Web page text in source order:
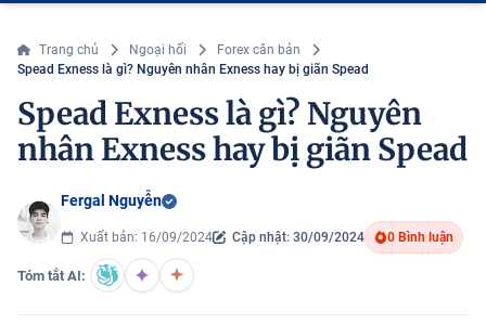
Trang chủ Ngoại hối
Forex căn bản
Spead Exness là gì? Nguyên nhân Exness hay bị giãn Spead
Spead Exness là gì? Nguyên
nhân Exness hay bị giãn Spead
Fergal Nguyễn
Xuất bản: 16/09/2024 Cập nhật: 30/09/2024 0 Bình luận
Tóm tắt AI: